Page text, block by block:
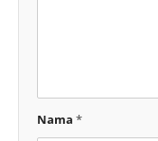
Nama *